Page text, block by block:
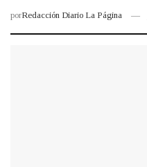
porRedacción Diario La Página